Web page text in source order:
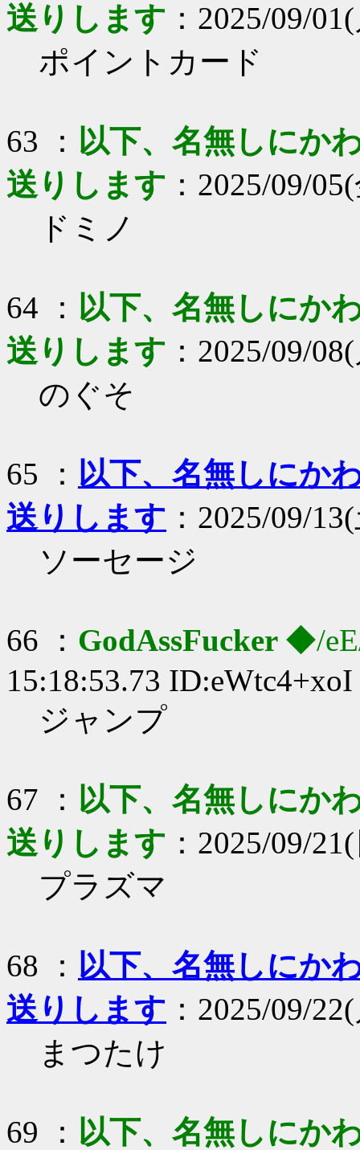
送りします ：2025/09/
ポイントカード
63 ： 以下、名無しにか
送りします ：2025/09/
ドミノ
64 ： 以下、名無しにか
送りします ：2025/09/
のぐそ
65 ： 以下、名無しにか
送りします ：2025/09/
ソーセージ
66 ： GodAssFucker ◆/
15:18:53.73 ID:eWtc4+xoI
ジャンプ
67 ： 以下、名無しにか
送りします ：2025/09/
プラズマ
68 ： 以下、名無しにか
送りします ：2025/09/
まつたけ
69 ： 以下、名無しにか